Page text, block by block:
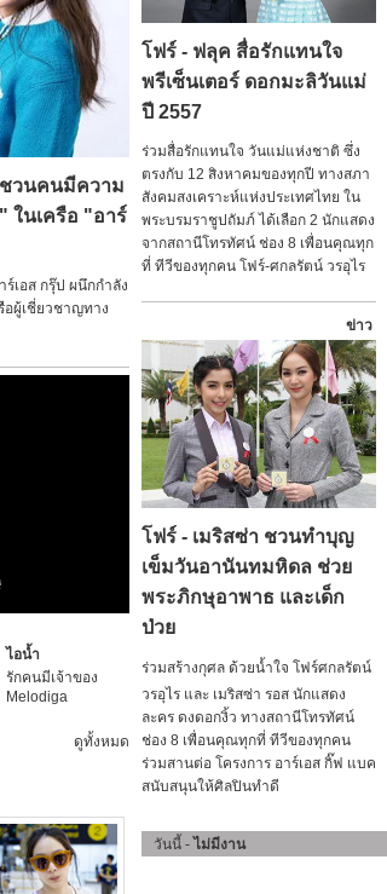
วนคนมีความ
ในเครือ "อาร์
ร์เอส กรุ๊ป ผนึกกำลัง
อผู้เชี่ยวชาญทาง
ไอน้ำ
รักคนมีเจ้าของ
Melodiga
ดูทั้งหมด
โฟร์ - ฟลุค สื่อรักแทนใจ
พรีเซ็นเตอร์ ดอกมะลิวันแม่
ปี 2557
ร่วมสื่อรักแทนใจ วันแม่แห่งชาติ ซึ่ง
ตรงกับ 12 สิงหาคมของทุกปี ทางสภา
สังคมสงเคราะห์แห่งประเทศไทย ใน
พระบรมราชูปถัมภ์ ได้เลือก 2 นักแสดง
จากสถานีโทรทัศน์ ช่อง 8 เพื่อนคุณทุก
ที่ ทีวีของทุกคน โฟร์-ศกลรัตน์ วรอุไร
ข่าว
โฟร์ - เมริสซ่า ชวนทำบุญ
เข็มวันอานันทมหิดล ช่วย
พระภิกษุอาพาธ และเด็ก
ป่วย
ร่วมสร้างกุศล ด้วยน้ำใจ โฟร์ศกลรัตน์
วรอุไร และ เมริสซ่า รอส นักแสดง
ละคร ดงดอกงิ้ว ทางสถานีโทรทัศน์
ช่อง 8 เพื่อนคุณทุกที่ ทีวีของทุกคน
ร่วมสานต่อ โครงการ อาร์เอส กิ๊ฟ แบค
สนับสนุนให้ศิลปินทำดี
วันนี้ - ไม่มีงาน